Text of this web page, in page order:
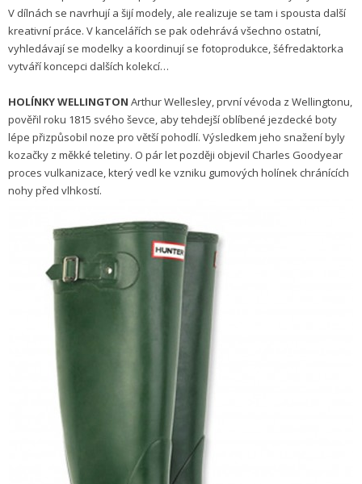
V dílnách se navrhují a šijí modely, ale realizuje se tam i spousta další
kreativní práce. V kancelářích se pak odehrává všechno ostatní,
vyhledávají se modelky a koordinují se fotoprodukce, šéfredaktorka
vytváří koncepci dalších kolekcí…
HOLÍNKY WELLINGTON Arthur Wellesley, první vévoda z Wellingtonu,
pověřil roku 1815 svého ševce, aby tehdejší oblíbené jezdecké boty
lépe přizpůsobil noze pro větší pohodlí. Výsledkem jeho snažení byly
kozačky z měkké teletiny. O pár let později objevil Charles Goodyear
proces vulkanizace, který vedl ke vzniku gumových holínek chránících
nohy před vlhkostí.